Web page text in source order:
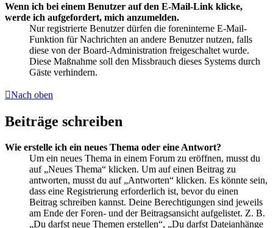
Wenn ich bei einem Benutzer auf den E-Mail-Link klicke,
werde ich aufgefordert, mich anzumelden.
Nur registrierte Benutzer dürfen die foreninterne E-Mail-
Funktion für Nachrichten an andere Benutzer nutzen, falls
diese von der Board-Administration freigeschaltet wurde.
Diese Maßnahme soll den Missbrauch dieses Systems durch
Gäste verhindern.
Nach oben
Beiträge schreiben
Wie erstelle ich ein neues Thema oder eine Antwort?
Um ein neues Thema in einem Forum zu eröffnen, musst du
auf „Neues Thema“ klicken. Um auf einen Beitrag zu
antworten, musst du auf „Antworten“ klicken. Es könnte sein,
dass eine Registrierung erforderlich ist, bevor du einen
Beitrag schreiben kannst. Deine Berechtigungen sind jeweils
am Ende der Foren- und der Beitragsansicht aufgelistet. Z. B.
„Du darfst neue Themen erstellen“, „Du darfst Dateianhänge